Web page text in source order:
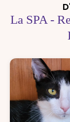
La SPA -